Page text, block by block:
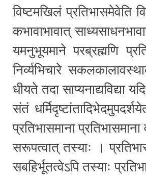
वि­ष्ट­म­खि­लं प्र­ति­भा­स­मे­वे­ति
क­भा­वा­भा­वा­त्
य­म­नु­भू­य­मा­ने प­र­ब्र­ह्म­णि
नि­र्व्य­भि­चा­रे
धी­य­ते तदा सा­प्य­ना­द्य­वि­द्या
सं­तं
प्र­ति­भा­स­मा­ना
स­रू­प­त्वा­त् तस्याः ।
सब­हि­र्भू­त­त्वे­ऽ­पि तस्याः